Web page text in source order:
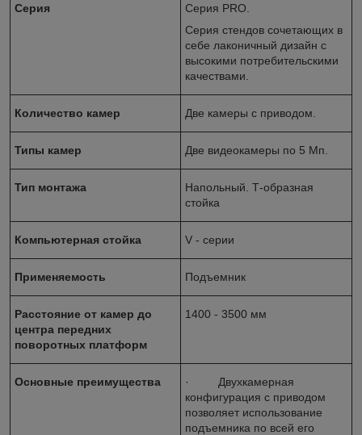
Серия
Серия PRO.
Серия стендов сочетающих в
себе лаконичный дизайн с
высокими потребительскими
качествами.
Количество камер Две камеры с приводом.
Типы камер Две видеокамеры по 5 Мп.
Тип монтажа
Напольный. Т-образная
стойка
Компьютерная стойка V - серии
Применяемость Подъемник
Расстояние от камер до
центра передних
поворотных платформ
1400 - 3500 мм
Основные преимущества
· Двухкамерная
конфигурация с приводом
позволяет использование
подъемника по всей его